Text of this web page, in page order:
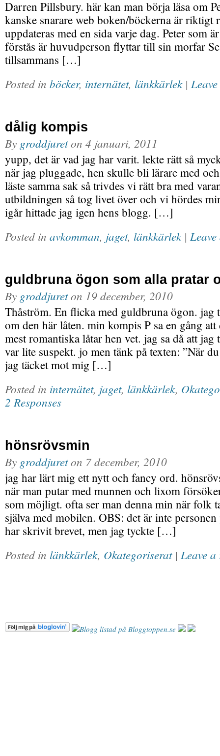
Darren Pillsbury. här kan man börja läsa om
kanske snarare web boken/böckerna är riktigt
uppdateras med en sida varje dag. Peter som
förstås är huvudperson flyttar till sin morfar
tillsammans […]
Posted in böcker, internätet, länkkärlek|
dålig kompis
By groddjureton 4 januari, 2011
yupp, det är vad jag har varit. lekte rätt så
när jag pluggade, hen skulle bli lärare med
läste samma sak så trivdes vi rätt bra med
utbildningen så tog livet över och vi hördes
igår hittade jag igen hens blogg. […]
Posted in avkomman, jaget, länkkärlek|
guldbruna ögon som alla pratar
By groddjureton 19 december, 2010
Thåström. En flicka med guldbruna ögon. jag
om den här låten. min kompis P sa en gång att
mest romantiska låtar hen vet. jag sa då att
var lite suspekt. jo men tänk på texten: ”När
jag täcket mot mig […]
Posted in internätet, jaget, länkkärlek,
2 Responses
hönsrövsmin
By groddjureton 7 december, 2010
jag har lärt mig ett nytt och fancy ord.
när man putar med munnen och lixom
som möjligt. ofta ser man denna min när folk
själva med mobilen. OBS: det är inte
har skrivit brevet, men jag tyckte […]
Posted in länkkärlek, Okategoriserat| Leave a